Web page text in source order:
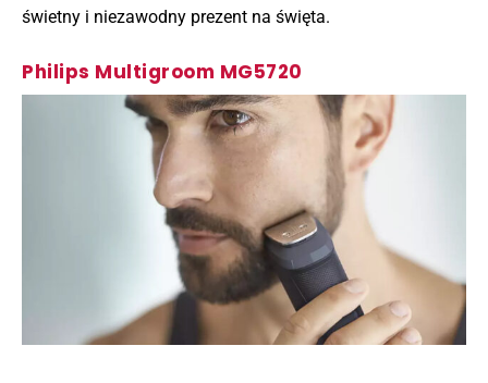
świetny i niezawodny prezent na święta.
Philips Multigroom MG5720